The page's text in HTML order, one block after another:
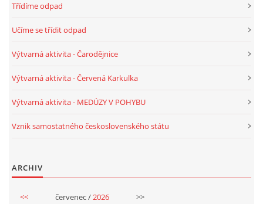
JÓGOVÉ CVIČENÍ, TYPY, RADY, RECENZE
STÁTNÍ SVÁTKY
SVATÝ VÁCLAV
20.10. DEN STROMŮ
Třídíme odpad
Učíme se třídit odpad
Výtvarná aktivita - Čarodějnice
Výtvarná aktivita - Červená Karkulka
Výtvarná aktivita - MEDÚZY V POHYBU
Vznik samostatného československého státu
ARCHIV
<< červenec /2026 >>